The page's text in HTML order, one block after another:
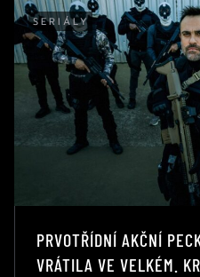
SERIÁLY
PRVOTŘÍDNÍ AKČNÍ
VRÁTILA VE VELKÉM.